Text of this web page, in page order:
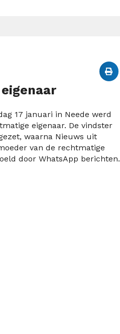
17 januari in Neede werd
eigenaar. De vindster
waarna Nieuws uit
van de rechtmatige
door WhatsApp berichten.